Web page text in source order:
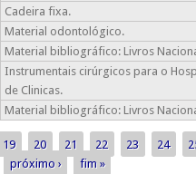
Cadeira fixa.
Material odontológico.
Material bibliográfico: Livros
Instrumentais cirúrgicos para o
de Clinicas.
Material bibliográfico: Livros
19 20 21 22 23 24
próximo › fim »